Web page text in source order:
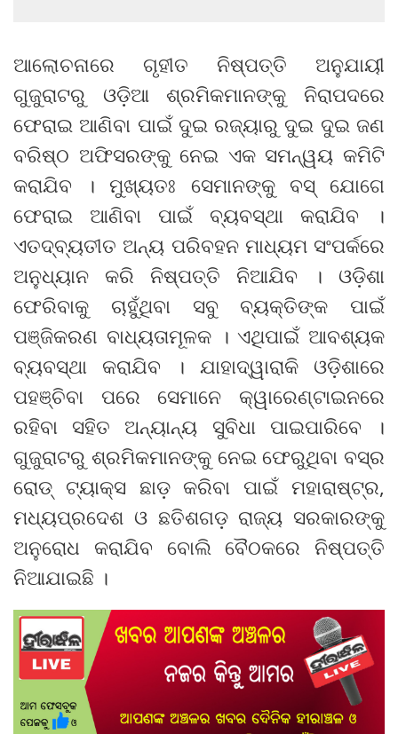
ଆଲୋଚନାରେ ଗୃହୀତ ନିଷ୍ପତ୍ତି ଅନୁଯାୟୀ
ଗୁଜୁରାଟରୁ ଓଡ଼ିଆ ଶ୍ରମିକମାନଙ୍କୁ ନିରାପଦରେ
ଫେରାଇ ଆଣିବା ପାଇଁ ଦୁଇ ରଜ୍ୟାରୁ ଦୁଇ ଦୁଇ ଜଣ
ବରିଷ୍ଠ ଅଫିସରଙ୍କୁ ନେଇ ଏକ ସମନ୍ୱୟ କମିଟି
କରାଯିବ । ମୁଖ୍ୟତଃ ସେମାନଙ୍କୁ ବସ୍ ଯୋଗେ
ଫେରାଇ ଆଣିବା ପାଇଁ ବ୍ୟବସ୍ଥା କରାଯିବ ।
ଏତଦ୍‌ବ୍ୟତୀତ ଅନ୍ୟ ପରିବହନ ମାଧ୍ୟମ ସଂପର୍କରେ
ଅନୁଧ୍ୟାନ କରି ନିଷ୍ପତ୍ତି ନିଆଯିବ । ଓଡ଼ିଶା
ଫେରିବାକୁ ଚାହୁଁଥିବା ସବୁ ବ୍ୟକ୍ତିଙ୍କ ପାଇଁ
ପଞ୍ଜିକରଣ ବାଧ୍ୟତାମୂଳକ । ଏଥିପାଇଁ ଆବଶ୍ୟକ
ବ୍ୟବସ୍ଥା କରାଯିବ । ଯାହାଦ୍ୱାରାକି ଓଡ଼ିଶାରେ
ପହଞ୍ଚିବା ପରେ ସେମାନେ କ୍ୱାରେଣ୍ଟାଇନରେ
ରହିବା ସହିତ ଅନ୍ୟାନ୍ୟ ସୁବିଧା ପାଇପାରିବେ ।
ଗୁଜୁରାଟରୁ ଶ୍ରମିକମାନଙ୍କୁ ନେଇ ଫେରୁଥିବା ବସ୍‌ର
ରୋଡ୍ ଟ୍ୟାକ୍ସ ଛାଡ଼ କରିବା ପାଇଁ ମହାରାଷ୍ଟ୍ର,
ମଧ୍ୟପ୍ରଦେଶ ଓ ଛତିଶଗଡ଼ ରାଜ୍ୟ ସରକାରଙ୍କୁ
ଅନୁରୋଧ କରାଯିବ ବୋଲି ବୈଠକରେ ନିଷ୍ପତ୍ତି
ନିଆଯାଇଛି ।